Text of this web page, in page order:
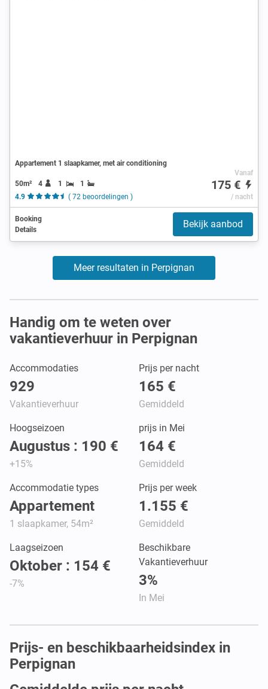
Appartement 1 slaapkamer, met air conditioning
50m² 4 1
1
4.9
( 72 beoordelingen )
Vanaf
175 €
/ nacht
Booking
Details
Bekijk aanbod
Meer resultaten in Perpignan
Handig om te weten over
vakantieverhuur in Perpignan
Accommodaties
929
Vakantieverhuur
Prijs per nacht
165 €
Gemiddeld
Hoogseizoen
Augustus : 190 €
+15%
prijs in Mei
164 €
Gemiddeld
Accommodatie types
Appartement
1 slaapkamer, 54m²
Prijs per week
1.155 €
Gemiddeld
Laagseizoen
Oktober : 154 €
-7%
Beschikbare
Vakantieverhuur
3%
In Mei
Prijs- en beschikbaarheidsindex in
Perpignan